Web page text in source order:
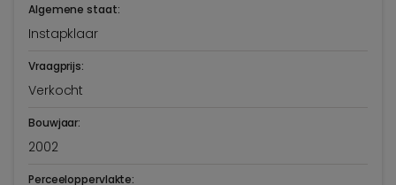
Algemene staat:
Instapklaar
Vraagprijs:
Verkocht
Bouwjaar:
2002
Perceeloppervlakte: